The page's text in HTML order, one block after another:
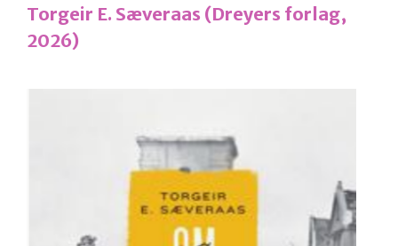
Torgeir E. Sæveraas (Dreyers forlag,
2026)